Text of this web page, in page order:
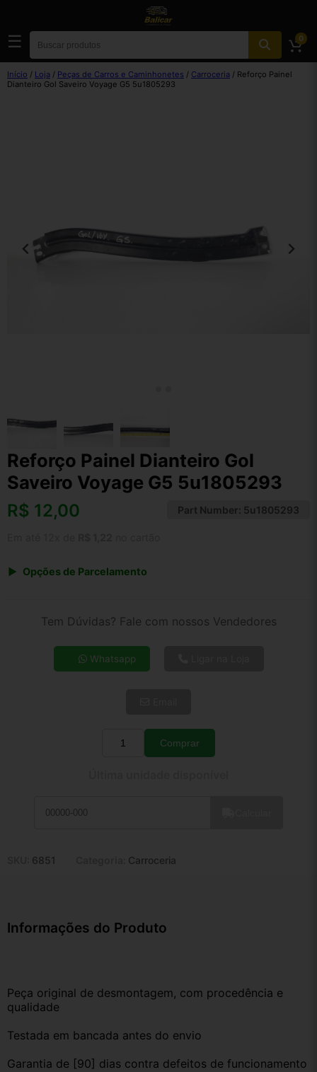
☰ 0
Início / Loja / Peças de Carros e Caminhonetes / Carroceria / Reforço Painel
Dianteiro Gol Saveiro Voyage G5 5u1805293
Reforço Painel Dianteiro Gol
Saveiro Voyage G5 5u1805293
R$ 12,00 Part Number: 5u1805293
Opções de Parcelamento
4x de R$ 3,33
5x de R$ 2,70
Tem Dúvidas? Fale com nossos Vendedores
Whatsapp
Quantidade
Comprar
6851 Carroceria
Informações do Produto
Peça original de desmontagem, com procedência e
qualidade
Testada em bancada antes do envio
Garantia de [90] dias contra defeitos de funcionamento